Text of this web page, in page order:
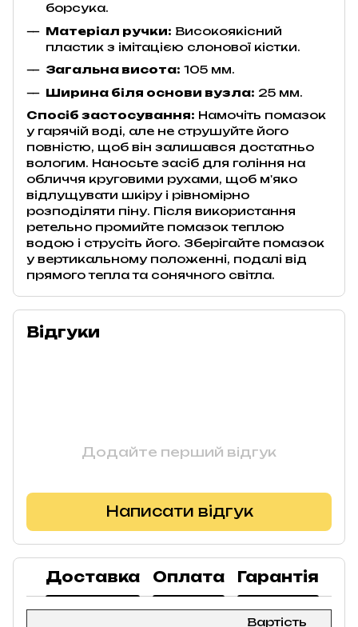
борсука.
Матеріал ручки: Високоякісний
пластик з імітацією слонової кістки.
Загальна висота: 105 мм.
Ширина біля основи вузла: 25 мм.
Спосіб застосування: Намочіть помазок
у гарячій воді, але не струшуйте його
повністю, щоб він залишався достатньо
вологим. Наносьте засіб для гоління на
обличчя круговими рухами, щоб м'яко
відлущувати шкіру і рівномірно
розподіляти піну. Після використання
ретельно промийте помазок теплою
водою і струсіть його. Зберігайте помазок
у вертикальному положенні, подалі від
прямого тепла та сонячного світла.
Відгуки
Додайте перший відгук
Написати відгук
Доставка Оплата Гарантія
Вартість